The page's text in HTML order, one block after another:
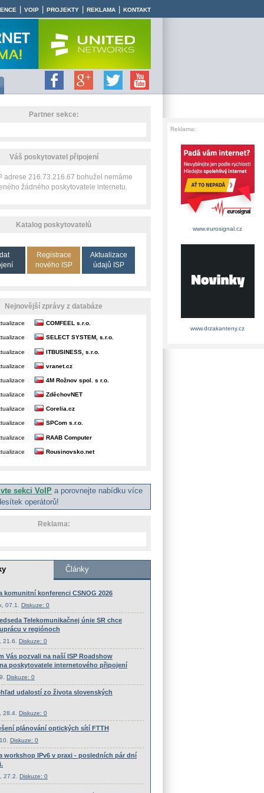
VOIP PROJEKTY REKLAMA KONTAKT
Partner sekce:
Váš poskytovatel připojení
adrese 216.73.216.67 bohužel nemáme
žádného poskytovatele internetu.
Katalog poskytovatelů
Registrace
nového ISP
Aktualizace
údajů ISP
Nejnovější zprávy z databáze
COMFEEL s.r.o.
SELECT SYSTEM, s.r.o.
ITBUSINESS, s.r.o.
vranet.cz
4M Rožnov spol. s r.o.
ZděchovNET
Corelia.cz
SPCom s.r.o.
RAAB Computer
Rousinovsko.net
sekci VoIP a porovnejte nabídku více
operátorů!
Reklama:
Reklama:
www.eurosignal.cz
www.drzakanteny.cz